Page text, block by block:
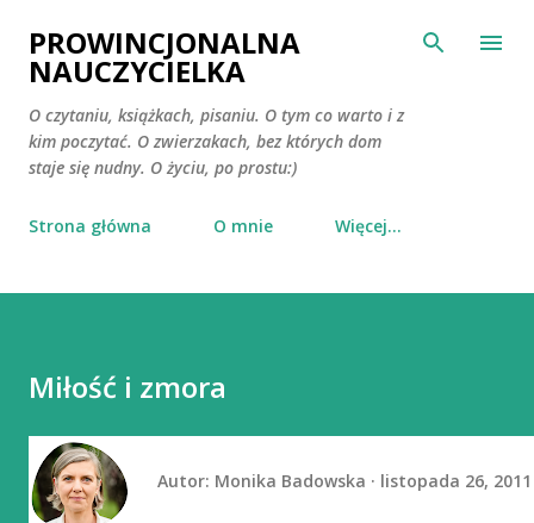
Przejdź do głównej zawartości
PROWINCJONALNA
NAUCZYCIELKA
O czytaniu, książkach, pisaniu. O tym co warto i z
kim poczytać. O zwierzakach, bez których dom
staje się nudny. O życiu, po prostu:)
Strona główna O mnie Więcej…
Miłość i zmora
Autor: Monika Badowska listopada 26, 2011